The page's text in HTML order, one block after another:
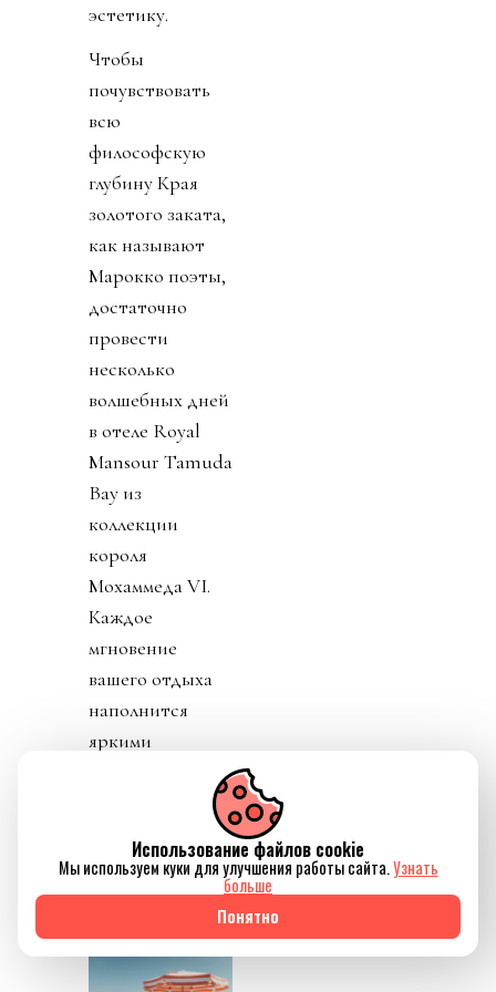
эстетику.
Чтобы
почувствовать
всю
философскую
глубину Края
золотого заката,
как называют
Марокко поэты,
достаточно
провести
несколько
волшебных дней
в отеле Royal
Mansour Tamuda
Bay из
коллекции
короля
Мохаммеда VI.
Каждое
мгновение
вашего отдыха
наполнится
яркими
впечатлениями и
самую
прекрасную
Использование файлов cookie
Мы используем куки для улучшения работы сайта.Узнать
больше
Понятно